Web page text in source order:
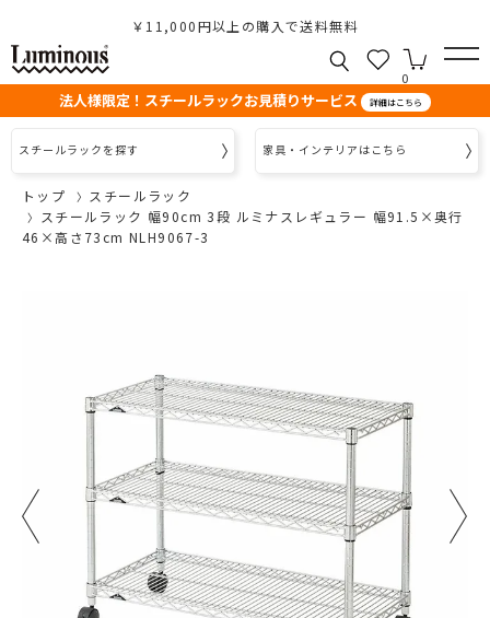
￥11,000円以上の購入で送料無料
0
法人様限定！スチールラックお見積りサービス 詳細はこちら
スチールラックを探す 家具・インテリアはこちら
トップ
スチールラック
スチールラック 幅90cm 3段 ルミナスレギュラー 幅91.5×奥行
46×高さ73cm NLH9067-3